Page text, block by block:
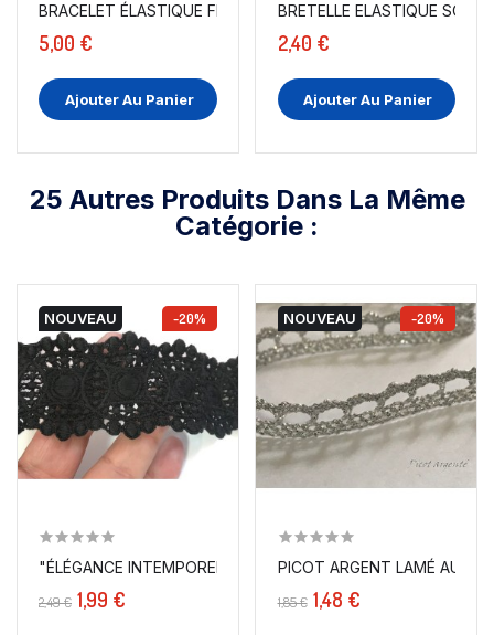
BRACELET ÉLASTIQUE FIL ARGENT
5,00 €
Ajouter Au Panier
BRETELLE ELASTIQUE
2,40 €
Ajouter Au Panier
25 Autres Produits Dans La Même
Catégorie :
NOUVEAU -20%
"ÉLÉGANCE INTEMPORELLE : GUIPURE NOIR FESTONNÉE...
2,49 € 1,99 €
NOUVEAU -20%
PICOT ARGENT LAMÉ AU
1,85 € 1,48 €